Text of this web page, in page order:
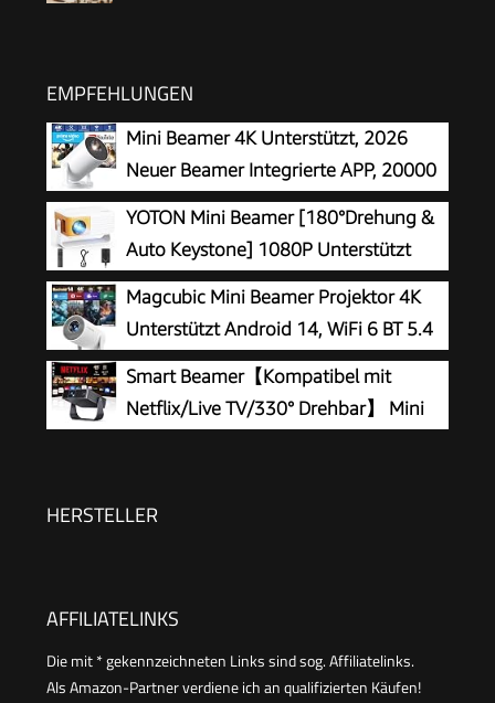
EMPFEHLUNGEN
Mini Beamer 4K Unterstützt, 2026
Neuer Beamer Integrierte APP, 20000
Lumens mit Android 14, Automatische
Trapezkorrektur, WiFi 6 und Bluetooth 5.4, 180°
Dreh Projektor Tragbar Heimkino
YOTON Mini Beamer [180°Drehung &
Auto Keystone] 1080P Unterstützt
15000L
Magcubic Mini Beamer Projektor 4K
Unterstützt Android 14, WiFi 6 BT 5.4
Smart Beamer【Kompatibel mit
Netflix/Live TV/330° Drehbar】 Mini
HD WiFi6 & Bluetooth Heimkino/Outdoor Klein
HERSTELLER
AFFILIATELINKS
Die mit * gekennzeichneten Links sind sog. Affiliatelinks.
Als Amazon-Partner verdiene ich an qualifizierten Käufen!